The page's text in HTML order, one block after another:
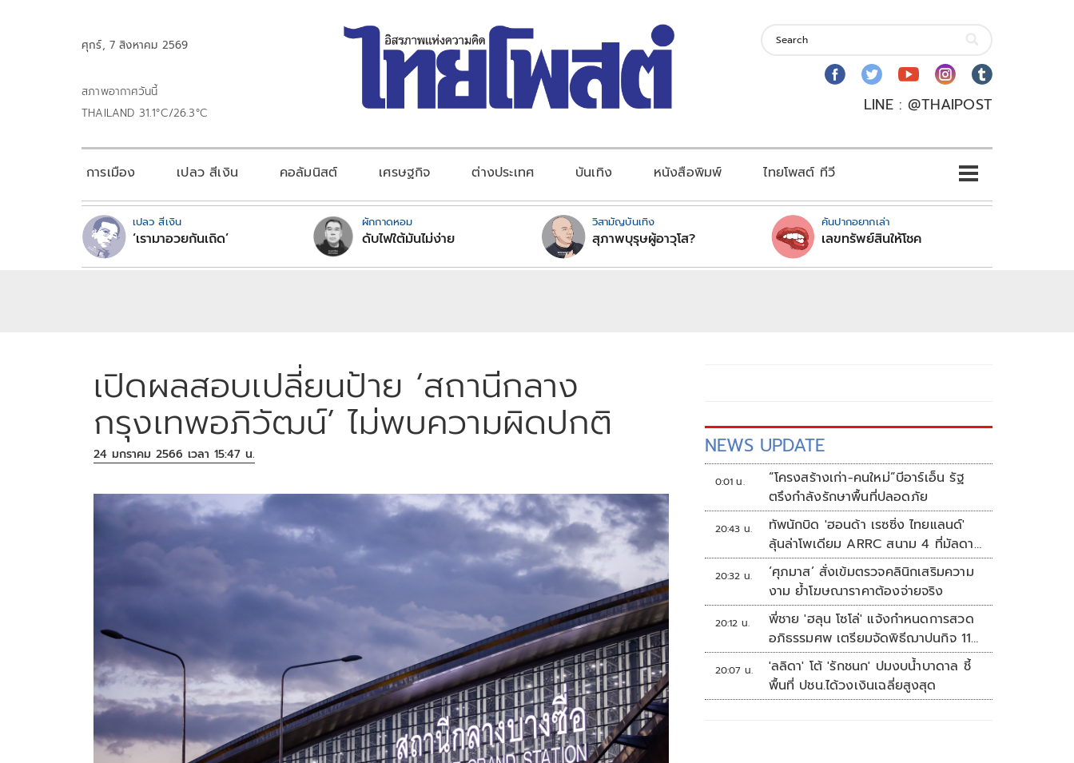
ศุกร์, 7 สิงหาคม 2569
สภาพอากาศวันนี้
THAILAND 31.1°C/26.3°C
LINE : @THAIPOST
การเมือง เปลว สีเงิน คอลัมนิสต์ เศรษฐกิจ ต่างประเทศ บันเทิง หนังสือพิมพ์ ไทยโพสต์ ทีวี
เปลว สีเงิน
‘เรามาอวยกันเถิด’
ผักกาดหอม
ดับไฟใต้มันไม่ง่าย
วิสามัญบันเทิง
สุภาพบุรุษผู้อาวุโส?
คันปากอยากเล่า
เลขทรัพย์สินให้โชค
เปิดผลสอบเปลี่ยนป้าย ‘สถานีกลาง
กรุงเทพอภิวัฒน์’ ไม่พบความผิดปกติ
24 มกราคม 2566 เวลา 15:47 น. NEWS UPDATE
0:01 น.
“โครงสร้างเก่า-คนใหม่”บีอาร์เอ็น รัฐ
ตรึงกำลังรักษาพื้นที่ปลอดภัย
20:43 น.
ทัพนักบิด 'ฮอนด้า เรซซิ่ง ไทยแลนด์'
ลุ้นล่าโพเดียม ARRC สนาม 4 ที่มัลดาลิ
กา
20:32 น.
‘ศุภมาส’ สั่งเข้มตรวจคลินิกเสริมความ
งาม ย้ำโฆษณาราคาต้องจ่ายจริง
20:12 น.
พี่ชาย 'ฮลุน โซโล่' แจ้งกำหนดการสวด
อภิธรรมศพ เตรียมจัดพิธีฌาปนกิจ 11
ส.ค.
20:07 น.
'ลลิดา' โต้ 'รักชนก' ปมงบน้ำบาดาล ชี้
พื้นที่ ปชน.ได้วงเงินเฉลี่ยสูงสุด